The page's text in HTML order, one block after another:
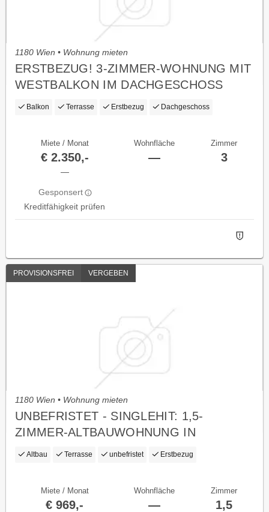
1180 Wien • Wohnung mieten
ERSTBEZUG! 3-ZIMMER-WOHNUNG MIT
WESTBALKON IM DACHGESCHOSS
Balkon Terrasse Erstbezug Dachgeschoss
Miete / Monat
€ 2.350,-
—
Gesponsert
Kreditfähigkeit prüfen
Wohnfläche
—
Zimmer
3
PROVISIONSFREI VERGEBEN
1180 Wien • Wohnung mieten
UNBEFRISTET - SINGLEHIT: 1,5-
ZIMMER-ALTBAUWOHNUNG IN
TRAUMLAGE, ERSTBEZUG
Altbau Terrasse unbefristet Erstbezug
Miete / Monat
€ 969,-
Wohnfläche
—
Zimmer
1,5